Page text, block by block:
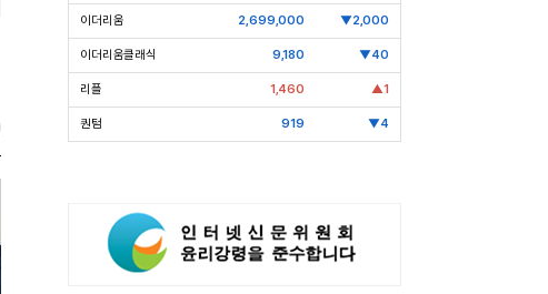
이더리움 2,699,000 ▼2,000
이더리움클래식 9,180 ▼40
리플 1,460 ▲1
퀀텀 919 ▼4